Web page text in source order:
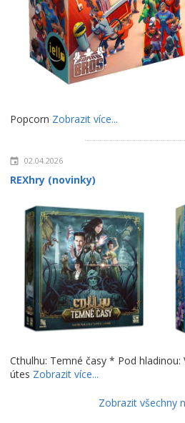
Popcorn Zobrazit více...
02.04.2026
REXhry (novinky)
Cthulhu: Temné časy * Pod hladinou:
útes Zobrazit více...
Zobrazit všechny